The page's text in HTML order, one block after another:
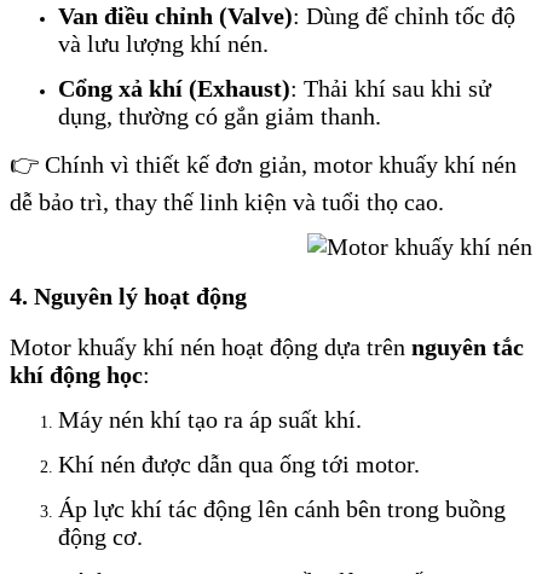
Van điều chỉnh (Valve): Dùng để chỉnh tốc độ
và lưu lượng khí nén.
Cổng xả khí (Exhaust): Thải khí sau khi sử
dụng, thường có gắn giảm thanh.
👉 Chính vì thiết kế đơn giản, motor khuấy khí nén
dễ bảo trì, thay thế linh kiện và tuổi thọ cao.
4. Nguyên lý hoạt động
Motor khuấy khí nén hoạt động dựa trên nguyên tắc
khí động học:
Máy nén khí tạo ra áp suất khí.
Khí nén được dẫn qua ống tới motor.
Áp lực khí tác động lên cánh bên trong buồng
động cơ.